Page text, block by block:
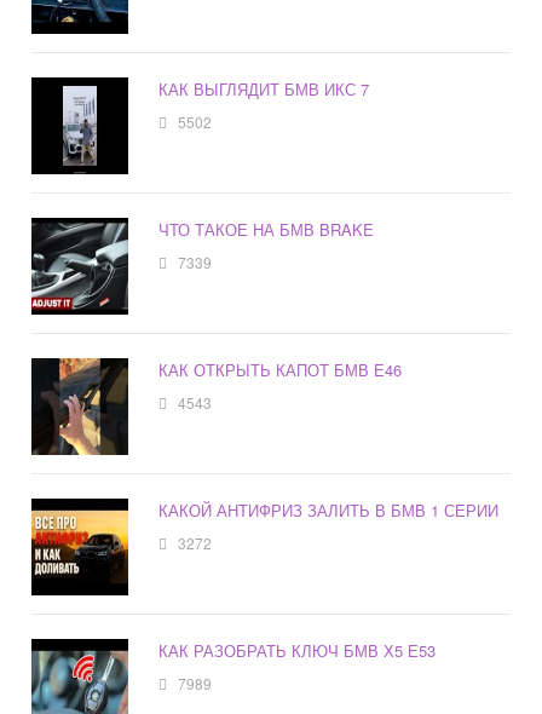
КАК ВЫГЛЯДИТ БМВ ИКС 7
5502
ЧТО ТАКОЕ НА БМВ BRAKE
7339
КАК ОТКРЫТЬ КАПОТ БМВ Е46
4543
КАКОЙ АНТИФРИЗ ЗАЛИТЬ В БМВ 1 СЕРИИ
3272
КАК РАЗОБРАТЬ КЛЮЧ БМВ Х5 Е53
7989